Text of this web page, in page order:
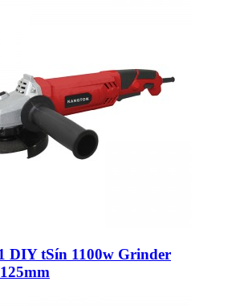
DIY tSín 1100w Grinder